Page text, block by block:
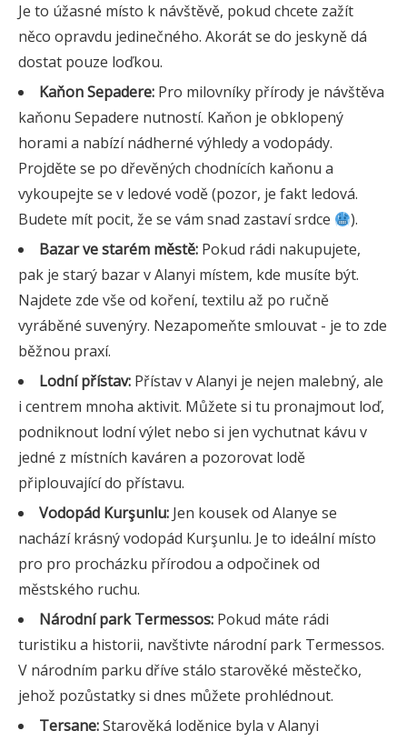
Je to úžasné místo k návštěvě, pokud chcete zažít
něco opravdu jedinečného. Akorát se do jeskyně dá
dostat pouze loďkou.
Kaňon Sepadere: Pro milovníky přírody je návštěva
kaňonu Sepadere nutností. Kaňon je obklopený
horami a nabízí nádherné výhledy a vodopády.
Projděte se po dřevěných chodnících kaňonu a
vykoupejte se v ledové vodě (pozor, je fakt ledová.
Budete mít pocit, že se vám snad zastaví srdce
).
Bazar ve starém městě: Pokud rádi nakupujete,
pak je starý bazar v Alanyi místem, kde musíte být.
Najdete zde vše od koření, textilu až po ručně
vyráběné suvenýry. Nezapomeňte smlouvat - je to zde
běžnou praxí.
Lodní přístav: Přístav v Alanyi je nejen malebný, ale
i centrem mnoha aktivit. Můžete si tu pronajmout loď,
podniknout lodní výlet nebo si jen vychutnat kávu v
jedné z místních kaváren a pozorovat lodě
připlouvající do přístavu.
Vodopád Kurşunlu: Jen kousek od Alanye se
nachází krásný vodopád Kurşunlu. Je to ideální místo
pro pro procházku přírodou a odpočinek od
městského ruchu.
Národní park Termessos: Pokud máte rádi
turistiku a historii, navštivte národní park Termessos.
V národním parku dříve stálo starověké městečko,
jehož pozůstatky si dnes můžete prohlédnout.
Tersane:Starověká loděnice byla v Alanyi